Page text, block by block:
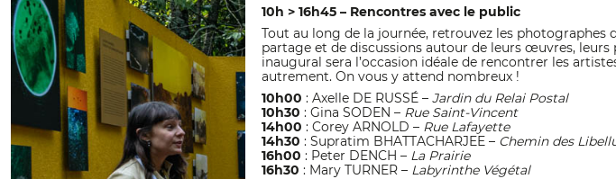
10h > 16h45 – Rencontres avec le public
Tout au long de la journée, retrouvez les
partage et de discussions autour de leurs œuvres,
inaugural sera l’occasion idéale de rencontrer les
autrement. On vous y attend nombreux !
10h00 : Axelle DE RUSSÉ – Jardin du Relai Postal
10h30 : Gina SODEN – Rue Saint-Vincent
14h00 : Corey ARNOLD – Rue Lafayette
14h30 : Supratim BHATTACHARJEE – Chemin des
16h00 : Peter DENCH – La Prairie
16h30 : Mary TURNER – Labyrinthe Végétal